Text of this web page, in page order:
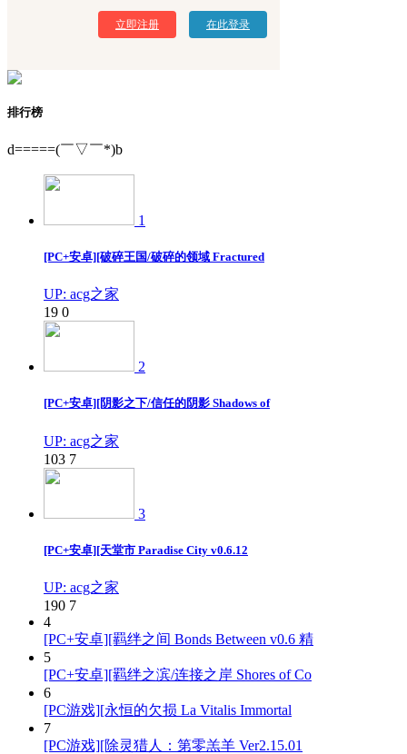
立即注册 在此登录
排行榜
d=====(￣▽￣*)b
1
[PC+安卓][破碎王国/破碎的领域 Fractured
UP: acg之家
19 0
2
[PC+安卓][阴影之下/信任的阴影 Shadows of
UP: acg之家
103 7
3
[PC+安卓][天堂市 Paradise City v0.6.12
UP: acg之家
190 7
4
[PC+安卓][羁绊之间 Bonds Between v0.6 精
5
[PC+安卓][羁绊之滨/连接之岸 Shores of Co
6
[PC游戏][永恒的欠损 La Vitalis Immortal
7
[PC游戏][除灵猎人：第零羔羊 Ver2.15.01